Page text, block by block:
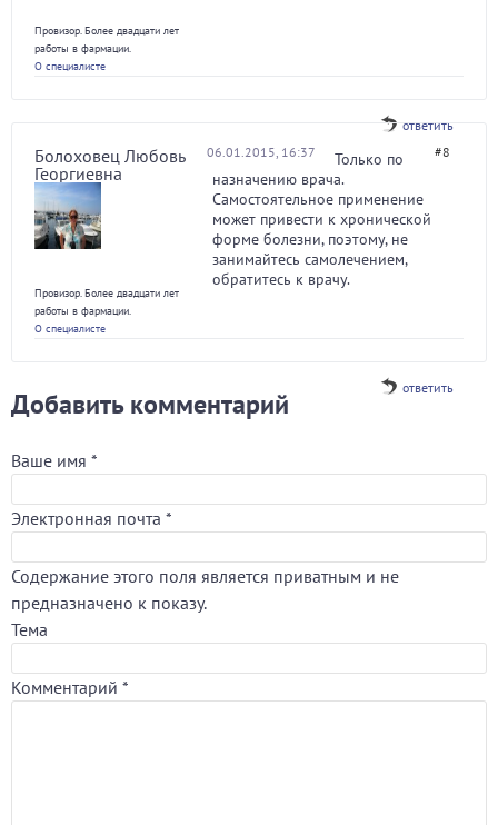
Провизор. Более двадцати лет
работы в фармации.
О специалисте
ответить
Болоховец Любовь
Георгиевна
Провизор. Более двадцати лет
работы в фармации.
О специалисте
06.01.2015, 16:37 #8
Только по
назначению врача.
Самостоятельное применение
может привести к хронической
форме болезни, поэтому, не
занимайтесь самолечением,
обратитесь к врачу.
ответить
Добавить комментарий
Ваше имя *
Электронная почта *
Содержание этого поля является приватным и не
предназначено к показу.
Тема
Комментарий *